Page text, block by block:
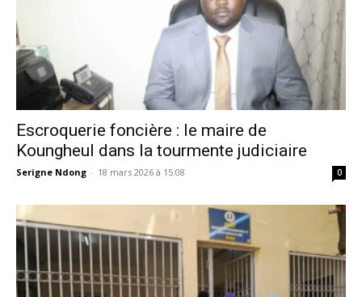
Escroquerie foncière : le maire de
Koungheul dans la tourmente judiciaire
Serigne Ndong - 18 mars 2026 à 15:08 0